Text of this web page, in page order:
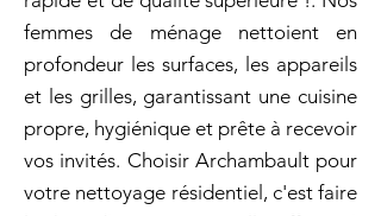
femmes de ménage nettoient en
profondeur les surfaces, les appareils
et les grilles, garantissant une cuisine
propre, hygiénique et prête à recevoir
vos invités. Choisir Archambault pour
votre nettoyage résidentiel, c'est faire